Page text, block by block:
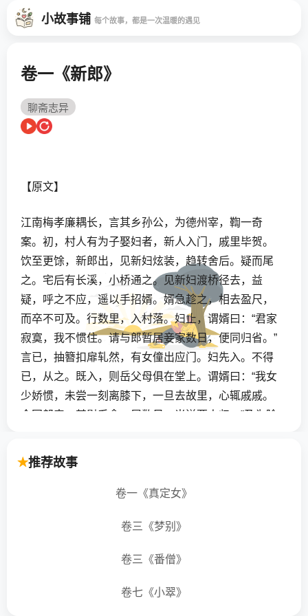
小故事铺 每个故事，都是一次温暖的遇见
卷一《新郎》
聊斋志异
【原文】
江南梅孝廉耦长，言其乡孙公，为德州宰，鞫一奇
案。初，村人有为子娶妇者，新人入门，戚里毕贺。
饮至更馀，新郎出，见新妇炫装，趋转舍后。疑而尾
之。宅后有长溪，小桥通之。见新妇渡桥径去，益
疑，呼之不应，遥以手招婿。婿急趁之，相去盈尺，
而卒不可及。行数里，入村落。妇止，谓婿曰：“君家
寂寞，我不惯住。请与郎暂居妾家数日，便同归省。”
言已，抽簪扣扉轧然，有女僮出应门。妇先入。不得
已，从之。既入，则岳父母俱在堂上。谓婿曰：“我女
少娇惯，未尝一刻离膝下，一旦去故里，心辄戚戚。
今同郎来，甚慰系念。居数日，当送两人归。”乃为除
家中客见新郎久不至，共索之。室中惟新妇在，不知
婿之所往。由此遐迩访问，并无耗息。翁媪零涕，谓
别醮女。村人父益悲，曰：“骸骨衣裳，无可验证，何
胡为如是急也！”妇父益衔之，讼于庭。孙公怪疑，无
所措力，断令待以三年，存案遣去。
推荐故事
卷一《真定女》
卷三《梦别》
卷三《番僧》
卷七《小翠》